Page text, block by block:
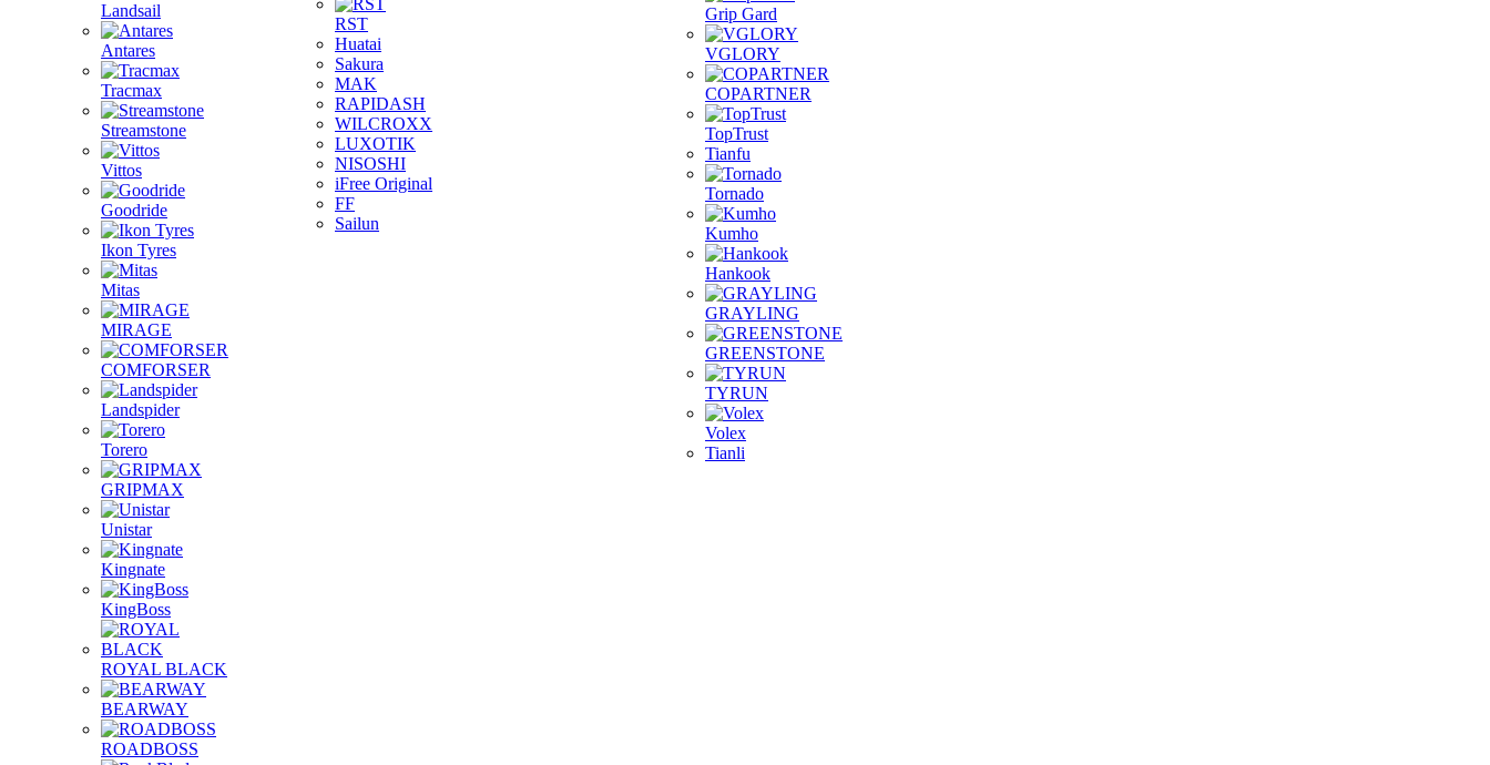
Landsail
Antares
Tracmax
Streamstone
Vittos
Goodride
Ikon Tyres
Mitas
MIRAGE
COMFORSER
Landspider
Torero
GRIPMAX
Unistar
Kingnate
KingBoss
ROYAL BLACK
BEARWAY
ROADBOSS
RST
Huatai
Sakura
MAK
RAPIDASH
WILCROXX
LUXOTIK
NISOSHI
iFree Original
FF
Sailun
Grip Gard
VGLORY
COPARTNER
TopTrust
Tianfu
Tornado
Kumho
Hankook
GRAYLING
GREENSTONE
TYRUN
Volex
Tianli